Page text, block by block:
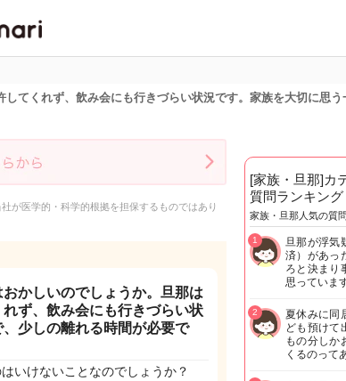
てくれず、飲み会にも行きづらい状況です。家族を大切に思う
が医学的・科学的根拠を担保するものではあり
かしいのでしょうか。旦那は
ず、飲み会にも行きづらい状
少しの離れる時間が必要で
いけないことなのでしょうか？
[家族・旦那]カ
質問ランキング
家族・旦那人気の質
旦那が浮気
済）があっ
ろと決まり
思っていま
1
夏休みに同
ども預けて
もの分しか
くるのって
2